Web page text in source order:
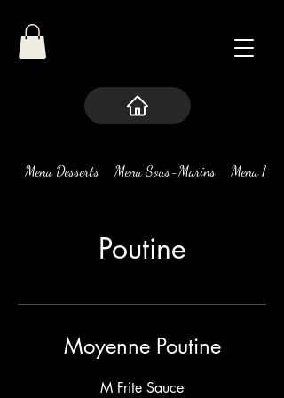
Menu Desserts Menu Sous-Marins Menu Pizza
Poutine
Moyenne Poutine
M Frite Sauce